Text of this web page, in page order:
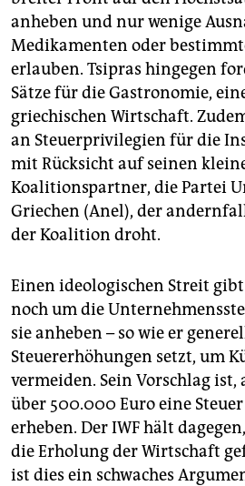
anheben und nur wenige
Medikamenten oder
erlauben. Tsipras hingegen
Sätze für die Gastronomie,
griechischen Wirtschaft.
an Steuerprivilegien für die
mit Rücksicht auf seinen
Koalitionspartner, die Partei
Griechen (Anel), der
der Koalition droht.
Einen ideologischen Streit
noch um die
sie anheben – so wie er
Steuererhöhungen setzt, um
vermeiden. Sein Vorschlag
über 500.000 Euro eine
erheben. Der IWF hält
die Erholung der Wirtschaft
ist dies ein schwaches